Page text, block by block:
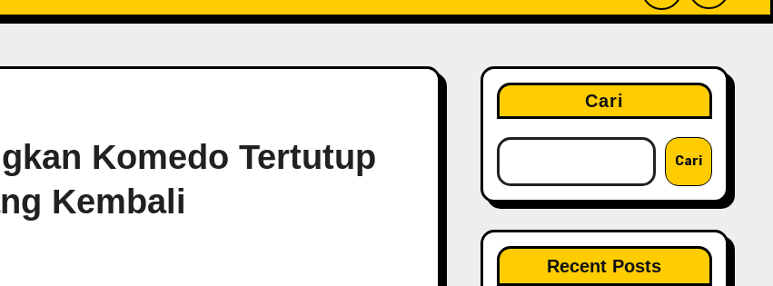
Komedo Tertutup
Kembali
Cari
Cari
Recent Posts